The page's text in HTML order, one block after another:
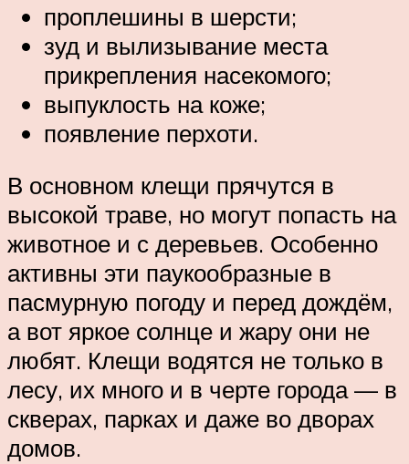
проплешины в шерсти;
зуд и вылизывание места
прикрепления насекомого;
выпуклость на коже;
появление перхоти.
В основном клещи прячутся в
высокой траве, но могут попасть на
животное и с деревьев. Особенно
активны эти паукообразные в
пасмурную погоду и перед дождём,
а вот яркое солнце и жару они не
любят. Клещи водятся не только в
лесу, их много и в черте города — в
скверах, парках и даже во дворах
домов.